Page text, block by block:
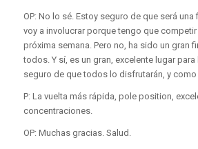
OP: No lo sé. Estoy seguro de que será
voy a involucrar porque tengo que competir
próxima semana. Pero no, ha sido un gran
todos. Y sí, es un gran, excelente lugar
seguro de que todos lo disfrutarán, y como
P: La vuelta más rápida, pole position,
concentraciones.
OP: Muchas gracias. Salud.